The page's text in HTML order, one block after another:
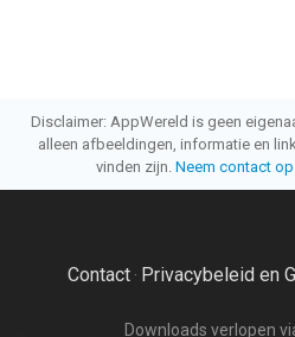
Disclaimer: AppWereld is geen
alleen afbeeldingen, informatie en
vinden zijn. Neem contact op
Contact· Privacybeleid en
Downloads verlopen